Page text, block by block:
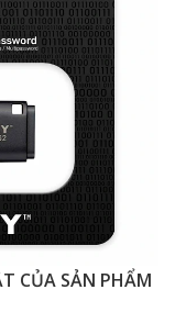
CỦA SẢN PHẨM